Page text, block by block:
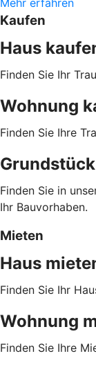
Kaufen
Haus
Finden Sie Ihr
Wohnung
Finden Sie Ihre
Finden Sie in
Ihr Bauvorhaben.
Mieten
Haus
Finden Sie Ihr
Wohnung
Finden Sie Ihre